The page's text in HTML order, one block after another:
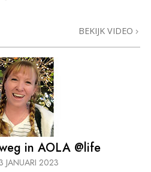
BEKIJK VIDEO
in AOLA @life
JANUARI 2023